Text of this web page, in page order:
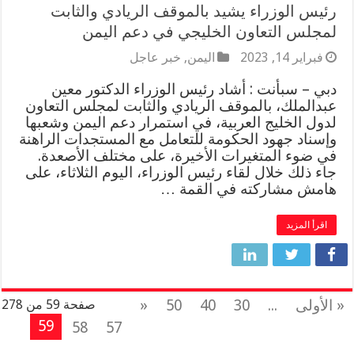
رئيس الوزراء يشيد بالموقف الريادي والثابت
لمجلس التعاون الخليجي في دعم اليمن
فبراير 14, 2023 اليمن, خبر عاجل
دبي – سبأنت : أشاد رئيس الوزراء الدكتور معين
عبدالملك، بالموقف الريادي والثابت لمجلس التعاون
لدول الخليج العربية، في استمرار دعم اليمن وشعبها
وإسناد جهود الحكومة للتعامل مع المستجدات الراهنة
في ضوء المتغيرات الأخيرة، على مختلف الأصعدة.
جاء ذلك خلال لقاء رئيس الوزراء، اليوم الثلاثاء، على
هامش مشاركته في القمة …
اقرأ المزيد
صفحة 59 من 278 « الأولى ...
30
40
50
«
57
58
59